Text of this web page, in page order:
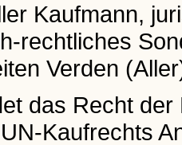
Kaufmann,
rechtliches
Verden
das Recht
Kaufrechts